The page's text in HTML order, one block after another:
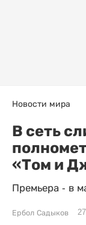
Новости мира
В сеть
«Том и
Премьера - в
Ербол Садыков